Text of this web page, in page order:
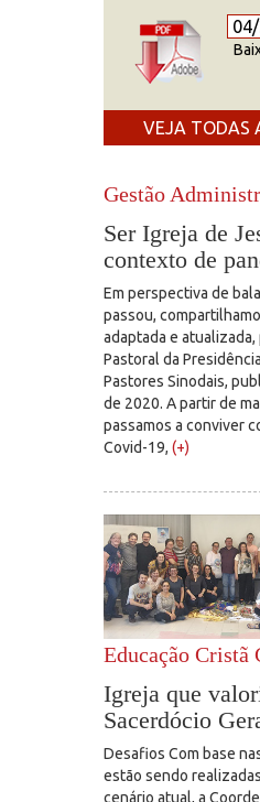
VEJA TODAS
Gestão
Ser Igreja de
contexto de
Em perspectiva de
passou,
adaptada e atualizada,
Pastoral da
Pastores Sinodais,
de 2020. A partir de
passamos a conviver
Covid-19, (+)
Educação Cristã
Igreja que
Sacerdócio
Desafios Com base
estão sendo
cenário atual, a